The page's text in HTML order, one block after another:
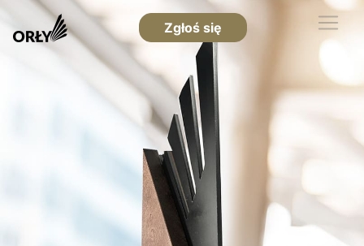
Zgłoś się